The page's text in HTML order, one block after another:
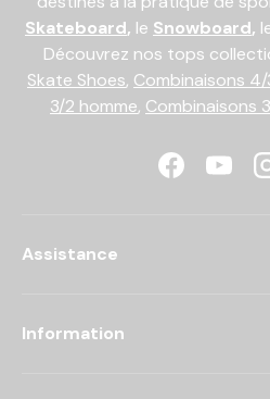
Skateboard, le Snowboard,
Découvrez nos tops
Skate Shoes, Combinaisons
3/2 homme, Combinaisons
Facebook
Assistance
Information